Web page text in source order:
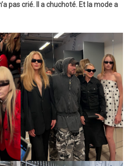
pas crié. Il a chuchoté. Et la mode a